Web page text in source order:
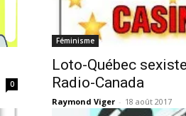
0
Féminisme
Loto-Québec
Radio-Canada
Raymond Viger - 18 août 2017